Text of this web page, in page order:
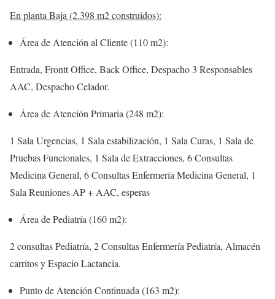
En planta Baja (2.398 m2 construidos):
Área de Atención al Cliente (110 m2):
Entrada, Frontt Office, Back Office, Despacho 3 Responsables
AAC, Despacho Celador.
Área de Atención Primaria (248 m2):
1 Sala Urgencias, 1 Sala estabilización, 1 Sala Curas, 1 Sala de
Pruebas Funcionales, 1 Sala de Extracciones, 6 Consultas
Medicina General, 6 Consultas Enfermería Medicina General, 1
Sala Reuniones AP + AAC, esperas
Área de Pediatría (160 m2):
2 consultas Pediatría, 2 Consultas Enfermería Pediatría, Almacén
carritos y Espacio Lactancia.
Punto de Atención Continuada (163 m2):